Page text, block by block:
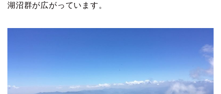
湖沼群が広がっています。